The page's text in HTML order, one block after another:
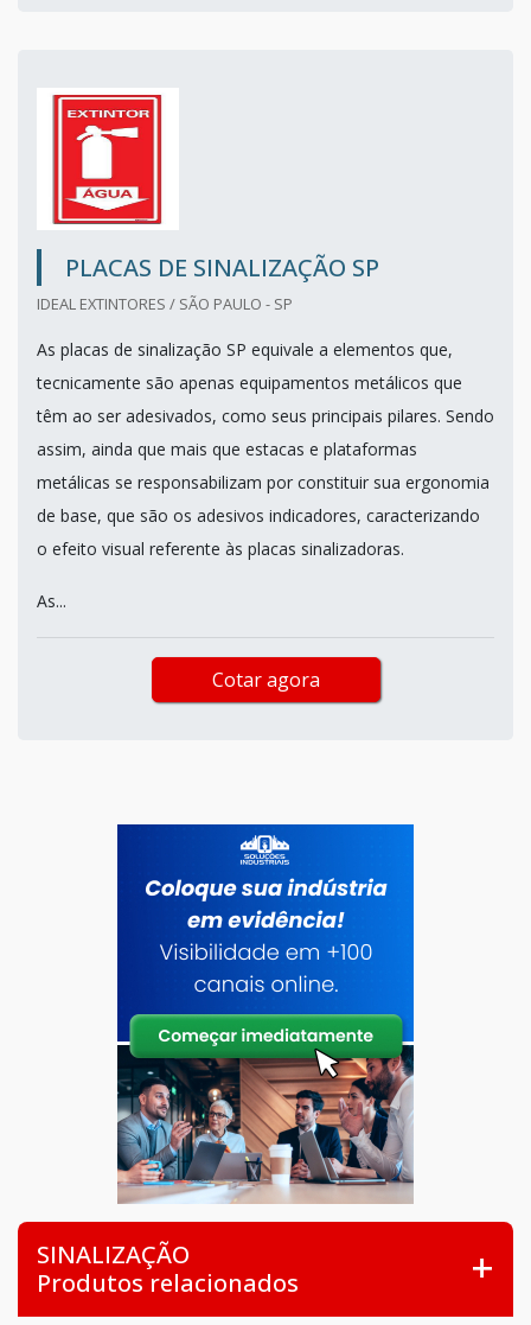
PLACAS DE SINALIZAÇÃO SP
IDEAL EXTINTORES / SÃO PAULO - SP
As placas de sinalização SP equivale a elementos que,
tecnicamente são apenas equipamentos metálicos que
têm ao ser adesivados, como seus principais pilares. Sendo
assim, ainda que mais que estacas e plataformas
metálicas se responsabilizam por constituir sua ergonomia
de base, que são os adesivos indicadores, caracterizando
o efeito visual referente às placas sinalizadoras.
As...
Cotar agora
SINALIZAÇÃO
Produtos relacionados